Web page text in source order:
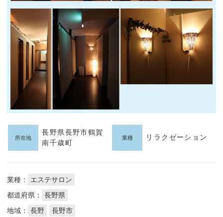
所在地
長野県長野市鶴賀
南千歳町
業種 リラクゼーション
業種：
エステサロン
都道府県：
長野県
地域：
長野 長野市